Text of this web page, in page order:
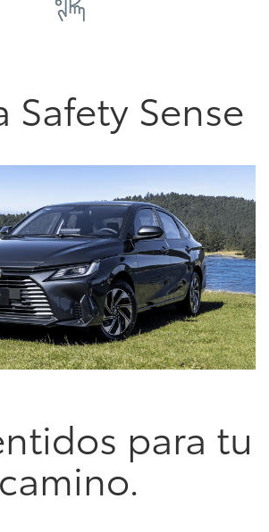
Safety Sense
para tu
camino.